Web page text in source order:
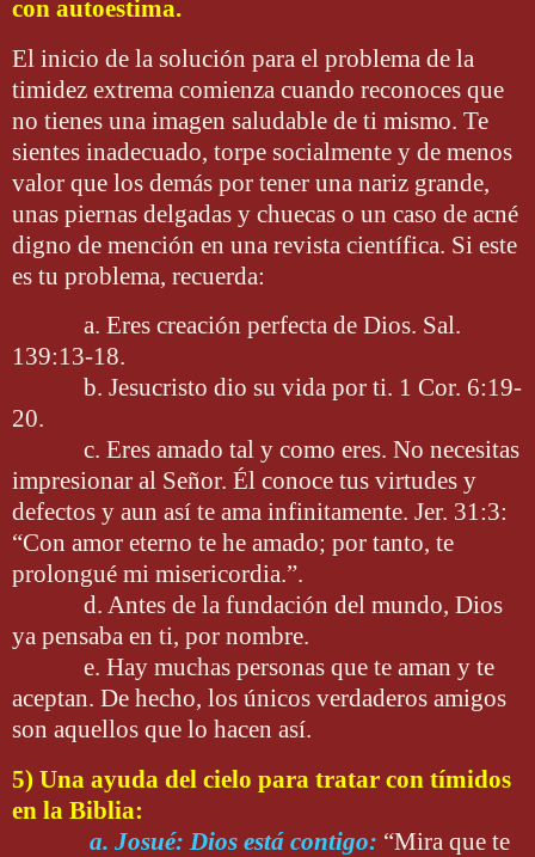
con autoestima.
El inicio de la solución para el problema de la
timidez extrema comienza cuando reconoces que
no tienes una imagen saludable de ti mismo. Te
sientes inadecuado, torpe socialmente y de menos
valor que los demás por tener una nariz grande,
unas piernas delgadas y chuecas o un caso de acné
digno de mención en una revista científica. Si este
es tu problema, recuerda:
a. Eres creación perfecta de Dios. Sal.
139:13-18.
b. Jesucristo dio su vida por ti. 1 Cor. 6:19-
20.
c. Eres amado tal y como eres. No necesitas
impresionar al Señor. Él conoce tus virtudes y
defectos y aun así te ama infinitamente. Jer. 31:3:
“Con amor eterno te he amado; por tanto, te
prolongué mi misericordia.”.
d. Antes de la fundación del mundo, Dios
ya pensaba en ti, por nombre.
e. Hay muchas personas que te aman y te
aceptan. De hecho, los únicos verdaderos amigos
son aquellos que lo hacen así.
5) Una ayuda del cielo para tratar con tímidos
en la Biblia:
a. Josué: Dios está contigo: “Mira que te